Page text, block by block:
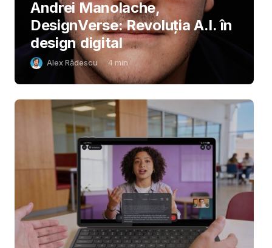
Andrei Manolache,
DesignVerse: Revoluția A.I. în
design digital
Alex Rădescu 4 min